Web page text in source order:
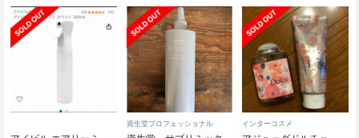
資生堂プロフェッショナル インターコスメ